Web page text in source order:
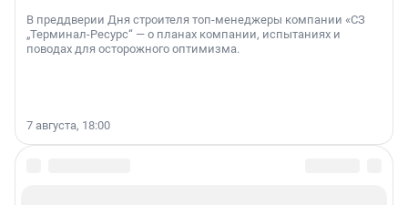
В преддверии Дня строителя топ-менеджеры компании «СЗ
„Терминал-Ресурс“ — о планах компании, испытаниях и
поводах для осторожного оптимизма.
7 августа, 18:00